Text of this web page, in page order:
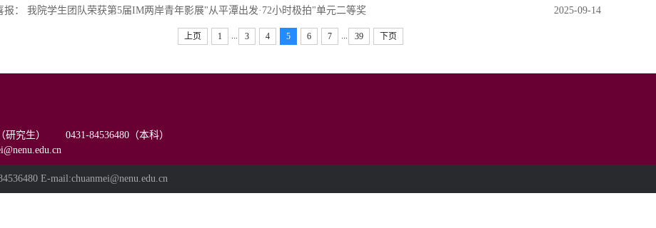
2025-09-14
报： 我院学生团队荣获第5届IM两岸青年影展"从平潭出发·72小时极拍"单元二等奖
上页 1 3 4 5 6 7 39 下页
研究生） 0431-84536480（本科）
E-mail:chuanmei@nenu.edu.cn